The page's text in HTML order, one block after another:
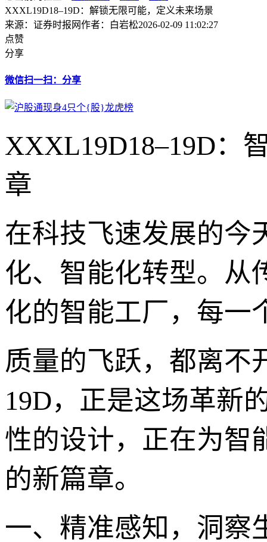
XXXL19D18–19D：解锁无限可能，定义未来场景
来源：证券时报网作者：白岩松2026-02-09 11:02:27
点赞
分享
微信扫一扫：分享
XXXL19D18–19D：
章
在科技飞速发展的今
化、智能化转型。从
化的智能工厂，每一
质量的飞跃，都离不
19D，正是这场革新
性的设计，正在为智
的新篇章。
一、精准感知，洞察